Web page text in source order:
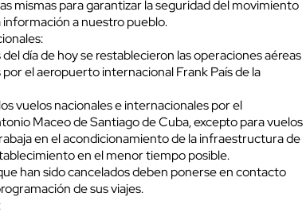
mismas para garantizar la seguridad del movimiento
a nuestro pueblo.
día de hoy se restablecieron las operaciones aéreas
el aeropuerto internacional Frank País de la
vuelos nacionales e internacionales por el
Maceo de Santiago de Cuba, excepto para vuelos
en el acondicionamiento de la infraestructura de
en el menor tiempo posible.
han sido cancelados deben ponerse en contacto
de sus viajes.